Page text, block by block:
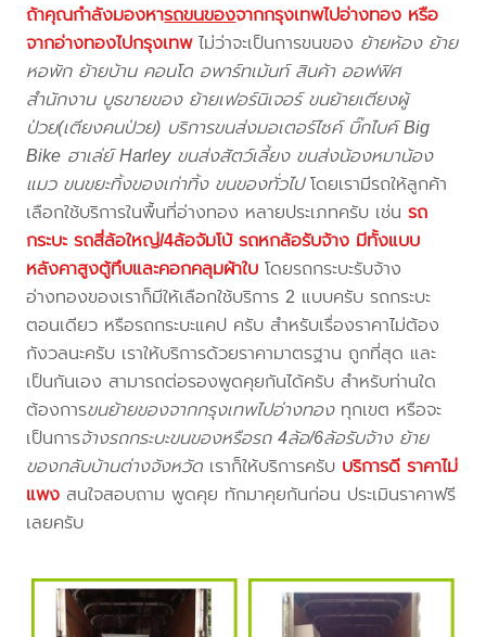
ถ้าคุณกำลังมองหารถขนของจากกรุงเทพไปอ่างทอง หรือ
จากอ่างทองไปกรุงเทพไม่ว่าจะเป็นการขนของ ย้ายห้อง ย้าย
หอพัก ย้ายบ้าน คอนโด อพาร์ทเม้นท์ สินค้า ออฟฟิศ
สำนักงาน บูธขายของ ย้ายเฟอร์นิเจอร์ ขนย้ายเตียงผู้
ป่วย(เตียงคนป่วย) บริการขนส่งมอเตอร์ไซค์ บิ๊กไบค์ Big
Bike ฮาเล่ย์ Harley ขนส่งสัตว์เลี้ยง ขนส่งน้องหมาน้อง
แมว ขนขยะทิ้งของเก่าทิ้ง ขนของทั่วไปโดยเรามีรถให้ลูกค้า
เลือกใช้บริการในพื้นที่อ่างทอง หลายประเภทครับ เช่นรถ
กระบะ รถสี่ล้อใหญ่/4ล้อจัมโบ้ รถหกล้อรับจ้าง มีทั้งแบบ
หลังคาสูงตู้ทึบและคอกคลุมผ้าใบ โดยรถกระบะรับจ้าง
อ่างทองของเราก็มีให้เลือกใช้บริการ 2 แบบครับ รถกระบะ
ตอนเดียว หรือรถกระบะแคป ครับ สำหรับเรื่องราคาไม่ต้อง
กังวลนะครับ เราให้บริการด้วยราคามาตรฐาน ถูกที่สุด และ
เป็นกันเอง สามารถต่อรองพูดคุยกันได้ครับ สำหรับท่านใด
ต้องการขนย้ายของจากกรุงเทพไปอ่างทองทุกเขต หรือจะ
เป็นการจ้างรถกระบะขนของหรือรถ 4ล้อ/6ล้อรับจ้าง ย้าย
ของกลับบ้านต่างจังหวัด เราก็ให้บริการครับ บริการดี ราคาไม่
แพง สนใจสอบถาม พูดคุย ทักมาคุยกันก่อน ประเมินราคาฟรี
เลยครับ